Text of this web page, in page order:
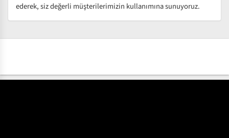
ederek, siz değerli müşterilerimizin kullanımına sunuyoruz.